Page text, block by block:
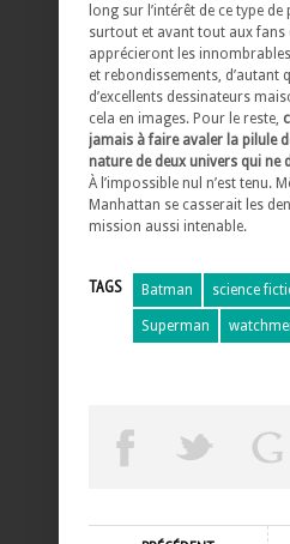
long sur l’intérêt de ce type
surtout et avant tout aux
apprécieront les innombrables
et rebondissements, d’autant
d’excellents dessinateurs
cela en images. Pour le reste,
jamais à faire avaler la pilule
nature de deux univers qui ne
À l’impossible nul n’est tenu.
Manhattan se casserait les
mission aussi intenable.
TAGS Batman science
Superman